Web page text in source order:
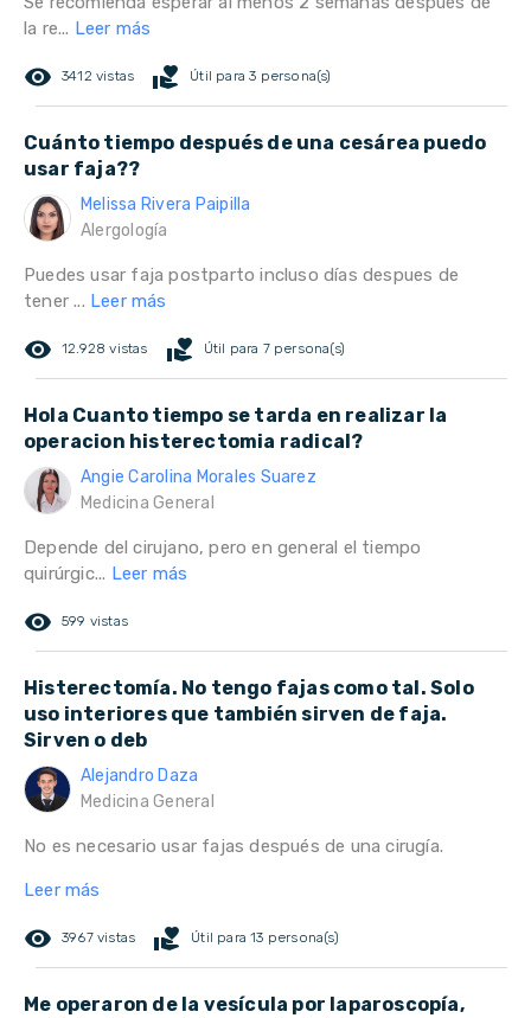
la re... Leer más
remove_red_eye 3412 vistas volunteer_activism Útil para 3 persona(s)
Cuánto tiempo después de una cesárea puedo
usar faja??
Melissa Rivera Paipilla
Alergología
Puedes usar faja postparto incluso días despues de
tener ... Leer más
remove_red_eye 12.928 vistas volunteer_activism Útil para 7 persona(s)
Hola Cuanto tiempo se tarda en realizar la
operacion histerectomia radical?
Angie Carolina Morales Suarez
Medicina General
Depende del cirujano, pero en general el tiempo
quirúrgic... Leer más
remove_red_eye 599 vistas
Histerectomía. No tengo fajas como tal. Solo
uso interiores que también sirven de faja.
Sirven o deb
Alejandro Daza
Medicina General
No es necesario usar fajas después de una cirugía.
Leer más
remove_red_eye 3967 vistas volunteer_activism Útil para 13 persona(s)
Me operaron de la vesícula por laparoscopía,